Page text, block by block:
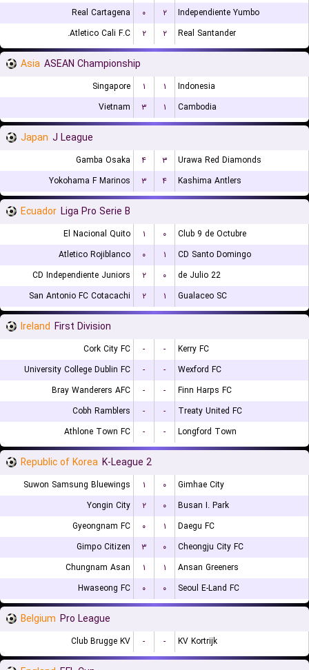
Real Cartagena
۰ ۲
Independiente Yumbo
Atletico Cali F.C.
۲ ۲ Real Santander
Asia ASEAN Championship
Singapore ۱ ۱
Indonesia
Vietnam
۳ ۱ Cambodia
Japan J League
Gamba Osaka ۴ ۳
Urawa Red Diamonds
Yokohama F Marinos
۳ ۴ Kashima Antlers
Ecuador Liga Pro Serie B
El Nacional Quito ۱ ۰
Club 9 de Octubre
Atletico Rojiblanco
۰ ۱
CD Santo Domingo
CD Independiente Juniors
۲ ۰
22 de Julio
San Antonio FC Cotacachi
۲ ۱ Gualaceo SC
Ireland First Division
Cork City FC - -
Kerry FC
University College Dublin FC
- -
Wexford FC
Bray Wanderers AFC
- -
Finn Harps FC
Cobh Ramblers
- -
Treaty United FC
Athlone Town FC
- - Longford Town
Republic of Korea K-League 2
Suwon Samsung Bluewings ۱ ۰
Gimhae City
Yongin City
۲ ۰
Busan I. Park
Gyeongnam FC
۰ ۱
Daegu FC
Gimpo Citizen
۳ ۰
Cheongju City FC
Chungnam Asan
۱ ۱
Ansan Greeners
Hwaseong FC
۰ ۰ Seoul E-Land FC
Belgium Pro League
Club Brugge KV - - KV Kortrijk